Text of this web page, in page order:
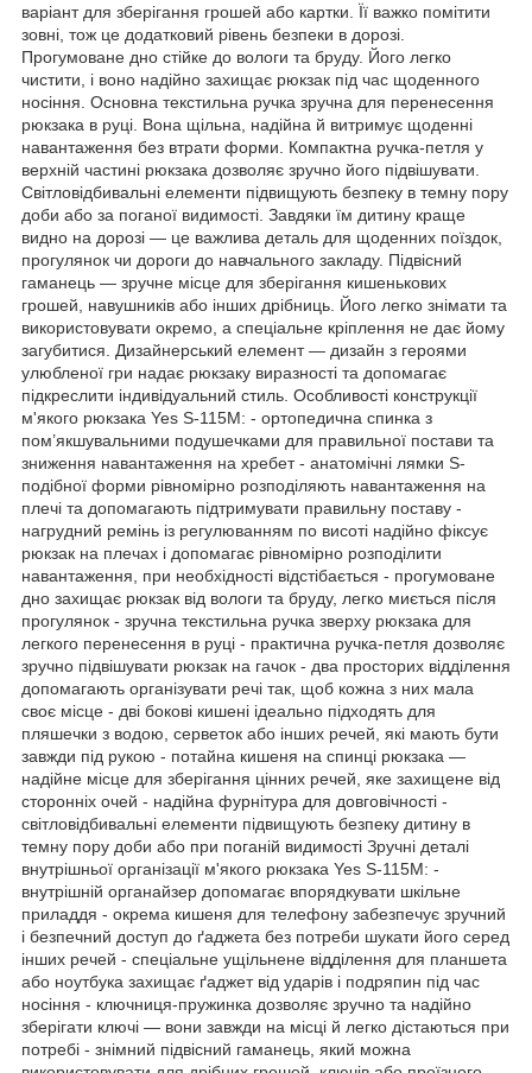
варіант для зберігання грошей або картки. Її важко помітити
зовні, тож це додатковий рівень безпеки в дорозі.
Прогумоване дно стійке до вологи та бруду. Його легко
чистити, і воно надійно захищає рюкзак під час щоденного
носіння. Основна текстильна ручка зручна для перенесення
рюкзака в руці. Вона щільна, надійна й витримує щоденні
навантаження без втрати форми. Компактна ручка-петля у
верхній частині рюкзака дозволяє зручно його підвішувати.
Світловідбивальні елементи підвищують безпеку в темну пору
доби або за поганої видимості. Завдяки їм дитину краще
видно на дорозі — це важлива деталь для щоденних поїздок,
прогулянок чи дороги до навчального закладу. Підвісний
гаманець — зручне місце для зберігання кишенькових
грошей, навушників або інших дрібниць. Його легко знімати та
використовувати окремо, а спеціальне кріплення не дає йому
загубитися. Дизайнерський елемент — дизайн з героями
улюбленої гри надає рюкзаку виразності та допомагає
підкреслити індивідуальний стиль. Особливості конструкції
м'якого рюкзака Yes S-115М: - ортопедична спинка з
пом’якшувальними подушечками для правильної постави та
зниження навантаження на хребет - анатомічні лямки S-
подібної форми рівномірно розподіляють навантаження на
плечі та допомагають підтримувати правильну поставу -
нагрудний ремінь із регулюванням по висоті надійно фіксує
рюкзак на плечах і допомагає рівномірно розподілити
навантаження, при необхідності відстібається - прогумоване
дно захищає рюкзак від вологи та бруду, легко миється після
прогулянок - зручна текстильна ручка зверху рюкзака для
легкого перенесення в руці - практична ручка-петля дозволяє
зручно підвішувати рюкзак на гачок - два просторих відділення
допомагають організувати речі так, щоб кожна з них мала
своє місце - дві бокові кишені ідеально підходять для
пляшечки з водою, серветок або інших речей, які мають бути
завжди під рукою - потайна кишеня на спинці рюкзака —
надійне місце для зберігання цінних речей, яке захищене від
сторонніх очей - надійна фурнітура для довговічності -
світловідбивальні елементи підвищують безпеку дитину в
темну пору доби або при поганій видимості Зручні деталі
внутрішньої організації м'якого рюкзака Yes S-115М: -
внутрішній органайзер допомагає впорядкувати шкільне
приладдя - окрема кишеня для телефону забезпечує зручний
і безпечний доступ до ґаджета без потреби шукати його серед
інших речей - спеціальне ущільнене відділення для планшета
або ноутбука захищає ґаджет від ударів і подряпин під час
носіння - ключниця-пружинка дозволяє зручно та надійно
зберігати ключі — вони завжди на місці й легко дістаються при
потребі - знімний підвісний гаманець, який можна